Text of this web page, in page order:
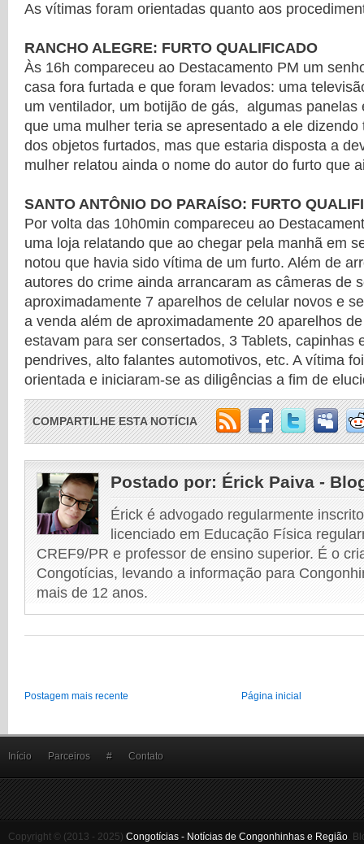
As vítimas foram orientadas quanto aos
RANCHO ALEGRE: FURTO QUALIFICADO
Às 16h compareceu ao Destacamento PM um
casa fora furtada e que foram levados: uma
um ventilador, um botijão de gás, algumas panelas
que uma mulher teria se apresentado a ele
dos objetos furtados, mas que estaria disposta a
mulher relatou ainda o nome do autor do furto que
SANTO ANTÔNIO DO PARAÍSO: FURTO
Por volta das 10h0min compareceu ao
uma loja relatando que ao chegar pela manhã em
notou que havia sido vítima de um furto. Além de
autores do crime ainda arrancaram as câmeras de
aproximadamente 7 aparelhos de celular novos e
a venda além de aproximadamente 20 aparelhos
estavam para ser consertados, 3 Tablets, capinhas
pendrives, alto falantes automotivos, etc. A vítima
orientada e iniciaram-se as diligências a fim de
COMPARTILHE ESTA NOTÍCIA
Postado por: Érick Paiva -
Érick é advogado regularmente
licenciado em Educação Física
CREF9/PR e professor de ensino superior. É o
Congotícias, levando a informação para
mais de 12 anos.
Postagem mais recente Página inicial
Início Parceiros # Contato
Copyright © (2013 - 2025) Congotícias - Notícias de Congonhinhas e Região.